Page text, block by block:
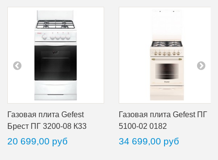
Газовая плита Gefest
Брест ПГ 3200-08 К33
20 699,00 руб
Газовая плита Gefest ПГ
5100-02 0182
34 699,00 руб